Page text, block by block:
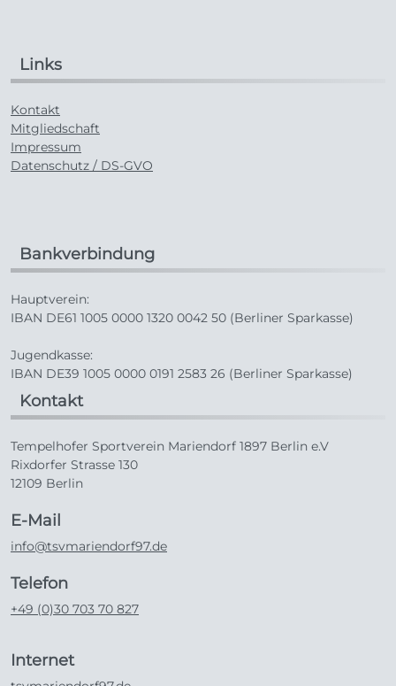
Links
Kontakt
Mitgliedschaft
Impressum
Datenschutz / DS-GVO
Bankverbindung
Hauptverein:
IBAN DE61 1005 0000 1320 0042 50 (Berliner Sparkasse)
Jugendkasse:
IBAN DE39 1005 0000 0191 2583 26 (Berliner Sparkasse)
Kontakt
Tempelhofer Sportverein Mariendorf 1897 Berlin e.V
Rixdorfer Strasse 130
12109 Berlin
E-Mail
info@tsvmariendorf97.de
Telefon
+49 (0)30 703 70 827
Internet